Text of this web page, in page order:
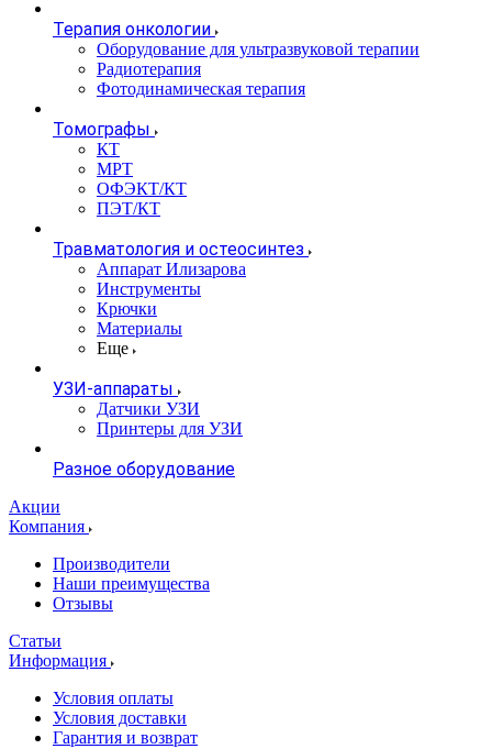
Терапия онкологии
Оборудование для ультразвуковой терапии
Радиотерапия
Фотодинамическая терапия
Томографы
КТ
МРТ
ОФЭКТ/КТ
ПЭТ/КТ
Травматология и остеосинтез
Аппарат Илизарова
Инструменты
Крючки
Материалы
Еще
УЗИ-аппараты
Датчики УЗИ
Принтеры для УЗИ
Разное оборудование
Акции
Компания
Производители
Наши преимущества
Отзывы
Статьи
Информация
Условия оплаты
Условия доставки
Гарантия и возврат